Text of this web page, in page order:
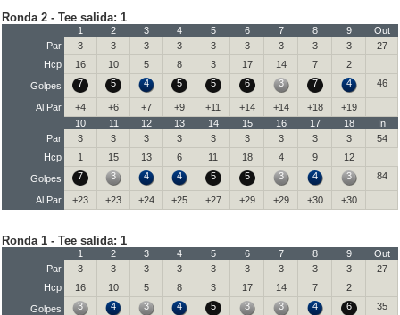
Ronda 2 - Tee salida: 1
1 2 3 4 5 6 7 8 9
Out
Par
3 3 3 3 3 3 3 3 3
27
Hcp
16 10 5 8 3 17 14 7
2
Golpes
7 5 4 5 5 6 3 7 4 46
Al Par +4 +6 +7 +9 +11 +14 +14 +18
+19
10
11 12 13 14 15 16 17 18
In
Par
3 3 3 3 3 3 3 3 3
54
Hcp
1 15 13 6 11 18 4 9
12
Golpes
7 3 4 4 5 5 3 4 3 84
Al Par +23 +23 +24 +25 +27 +29 +29 +30 +30
Ronda 1 - Tee salida: 1
1 2 3 4 5 6 7 8 9
Out
Par
3 3 3 3 3 3 3 3 3
27
Hcp
16 10 5 8 3 17 14 7
2
Golpes
3 4 3 4 5 3 3 4 6 35